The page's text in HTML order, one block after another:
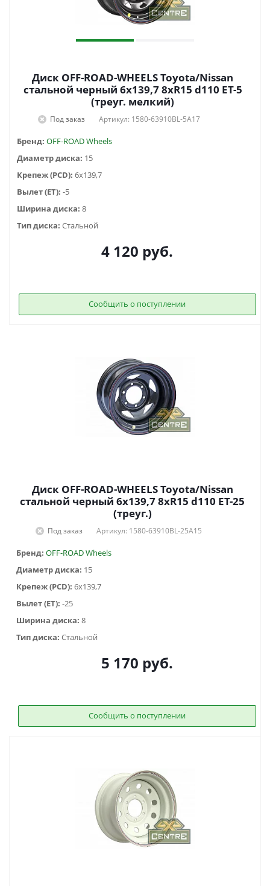
Диск OFF-ROAD-WHEELS Toyota/Nissan
стальной черный 6x139,7 8xR15 d110 ET-5
(треуг. мелкий)
Под заказ Артикул: 1580-63910BL-5A17
Бренд: OFF-ROAD Wheels
Диаметр диска: 15
Крепеж (PCD): 6x139,7
Вылет (ET): -5
Ширина диска: 8
Тип диска: Стальной
4 120 руб.
Сообщить о поступлении
Диск OFF-ROAD-WHEELS Toyota/Nissan
стальной черный 6x139,7 8xR15 d110 ET-25
(треуг.)
Под заказ Артикул: 1580-63910BL-25A15
Бренд: OFF-ROAD Wheels
Диаметр диска: 15
Крепеж (PCD): 6x139,7
Вылет (ET): -25
Ширина диска: 8
Тип диска: Стальной
5 170 руб.
Сообщить о поступлении